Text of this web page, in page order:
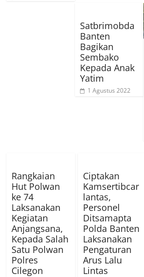
Satbrimobda
Banten
Bagikan
Sembako
Kepada Anak
Yatim
1 Agustus 2022
Rangkaian
Hut Polwan
ke 74
Laksanakan
Kegiatan
Anjangsana,
Kepada Salah
Satu Polwan
Polres
Cilegon
Ciptakan
Kamsertibcar
lantas,
Personel
Ditsamapta
Polda Banten
Laksanakan
Pengaturan
Arus Lalu
Lintas